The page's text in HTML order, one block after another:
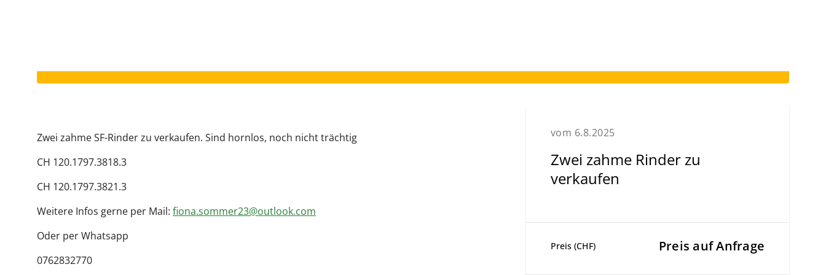
vom 6.8.2025
Zwei zahme Rinder zu
verkaufen
Preis (CHF) Preis auf Anfrage
Zwei zahme SF-Rinder zu verkaufen. Sind hornlos, noch nicht trächtig
CH 120.1797.3818.3
CH 120.1797.3821.3
Weitere Infos gerne per Mail: fiona.sommer23@outlook.com
Oder per Whatsapp
0762832770